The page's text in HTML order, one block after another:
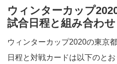
ウィンターカップ
試合日程と組み合わせ
ウィンターカップ2020の東京
日程と対戦カードは以下のとお